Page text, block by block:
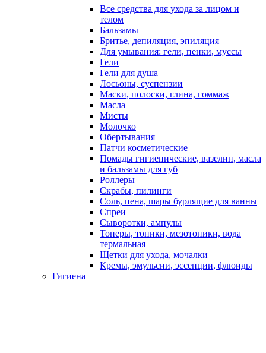
Все средства для ухода за лицом и
телом
Бальзамы
Бритье, депиляция, эпиляция
Для умывания: гели, пенки, муссы
Гели
Гели для душа
Лосьоны, суспензии
Маски, полоски, глина, гоммаж
Масла
Мисты
Молочко
Обертывания
Патчи косметические
Помады гигиенические, вазелин, масла
и бальзамы для губ
Роллеры
Скрабы, пилинги
Соль, пена, шары бурлящие для ванны
Спреи
Сыворотки, ампулы
Тонеры, тоники, мезотоники, вода
термальная
Щетки для ухода, мочалки
Кремы, эмульсии, эссенции, флюиды
Гигиена